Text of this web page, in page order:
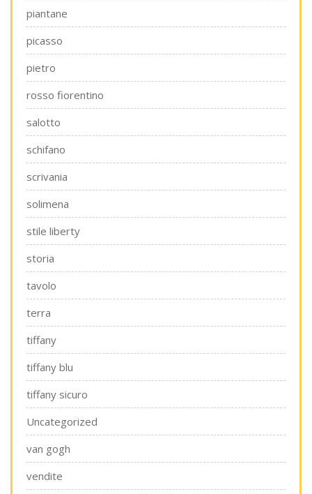
piantane
picasso
pietro
rosso fiorentino
salotto
schifano
scrivania
solimena
stile liberty
storia
tavolo
terra
tiffany
tiffany blu
tiffany sicuro
Uncategorized
van gogh
vendite